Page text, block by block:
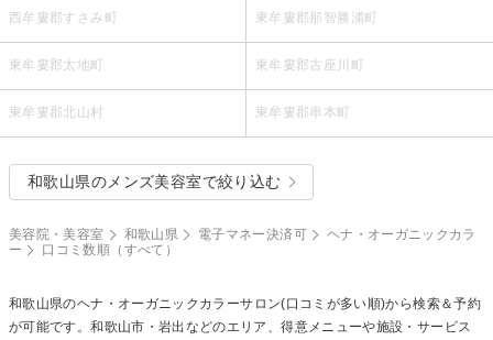
西牟婁郡すさみ町 東牟婁郡那智勝浦町
東牟婁郡太地町 東牟婁郡古座川町
東牟婁郡北山村 東牟婁郡串本町
和歌山県のメンズ美容室で絞り込む
美容院・美容室 和歌山県 電子マネー決済可
ヘナ・オーガニックカラ
ー
口コミ数順（すべて）
和歌山県のヘナ・オーガニックカラーサロン(口コミが多い順)から検索＆予約
が可能です。和歌山市・岩出などのエリア、得意メニューや施設・サービス